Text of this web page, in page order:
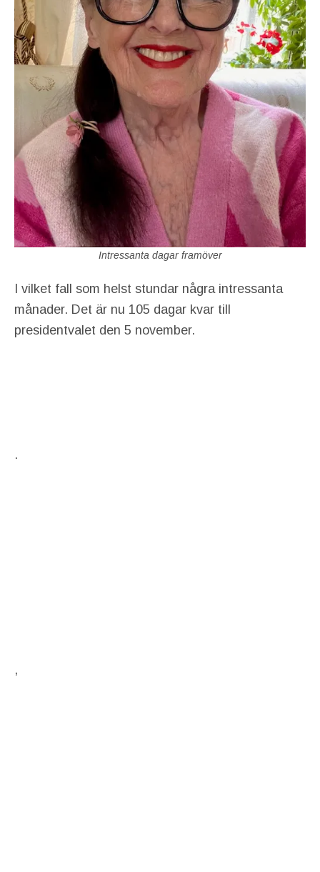
Intressanta dagar framöver
I vilket fall som helst stundar några intressanta
månader. Det är nu 105 dagar kvar till
presidentvalet den 5 november.
.
,